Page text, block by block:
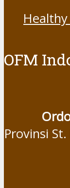
OFM
Provinsi